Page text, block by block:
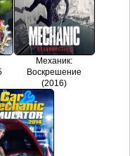
Механик:
Воскрешение
(2016)